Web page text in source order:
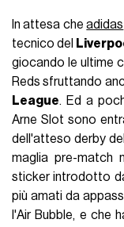
In attesa cheadidas
tecnico del
giocando le ultime
Reds sfruttando
League. Ed a
Arne Slot sono
dell'atteso derby
maglia pre-match
sticker introdotto
più amati da
l'Air Bubble, e che